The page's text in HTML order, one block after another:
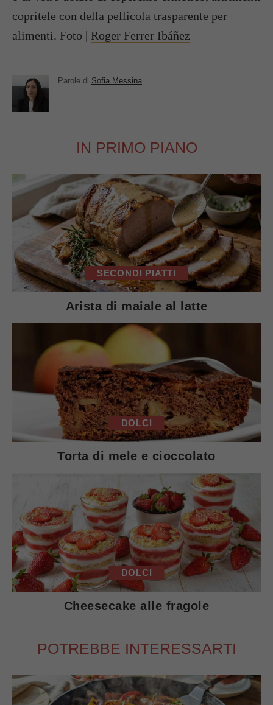
copritele con della pellicola trasparente per
alimenti. Foto | Roger Ferrer Ibáñez
Parole di Sofia Messina
IN PRIMO PIANO
SECONDI PIATTI
Arista di maiale al latte
DOLCI
Torta di mele e cioccolato
DOLCI
Cheesecake alle fragole
POTREBBE INTERESSARTI